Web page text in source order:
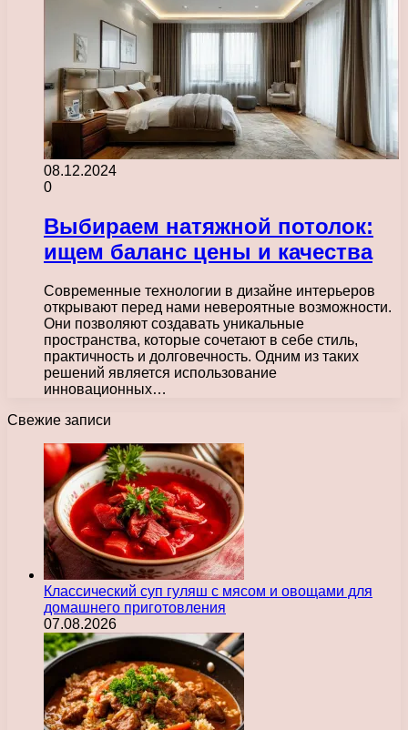
08.12.2024
0
Выбираем натяжной потолок:
ищем баланс цены и качества
Современные технологии в дизайне интерьеров
открывают перед нами невероятные возможности.
Они позволяют создавать уникальные
пространства, которые сочетают в себе стиль,
практичность и долговечность. Одним из таких
решений является использование
инновационных…
Свежие записи
Классический суп гуляш с мясом и овощами для
домашнего приготовления
07.08.2026